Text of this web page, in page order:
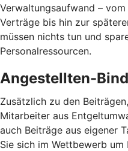
Verwaltungsaufwand –
Verträge bis hin zur
müssen nichts tun und
Personalressourcen.
Angestellten-
Zusätzlich zu den
Mitarbeiter aus
auch Beiträge aus eigener
Sie sich im Wettbewerb